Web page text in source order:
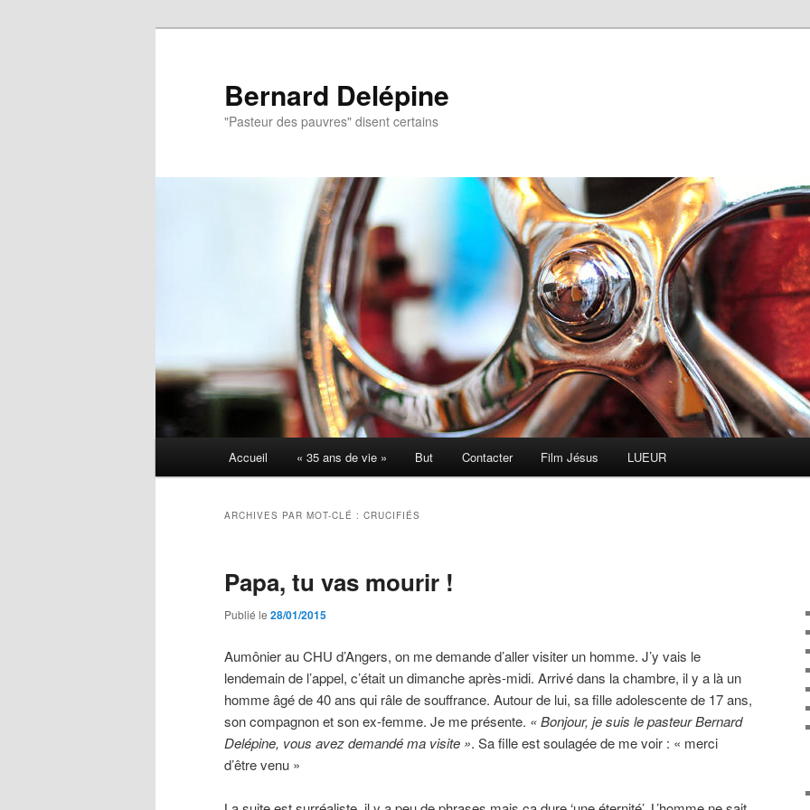
Bernard Delépine
"Pasteur des pauvres" disent certains
Accueil « 35 ans de vie » But Contacter Film Jésus LUEUR
ARCHIVES PAR MOT-CLÉ : CRUCIFIÉS
Papa, tu vas mourir !
Publié le 28/01/2015
Aumônier au CHU d’Angers, on me demande d’aller visiter un homme. J’y vais le
lendemain de l’appel, c’était un dimanche après-midi. Arrivé dans la chambre, il y a là un
homme âgé de 40 ans qui râle de souffrance. Autour de lui, sa fille adolescente de 17 ans,
son compagnon et son ex-femme. Je me présente. « Bonjour, je suis le pasteur Bernard
Delépine, vous avez demandé ma visite ». Sa fille est soulagée de me voir : « merci
d’être venu »